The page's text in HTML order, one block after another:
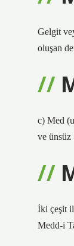
Gelgit
oluşan
c) Med
ve ünsüz
İki çeşit
Medd-i